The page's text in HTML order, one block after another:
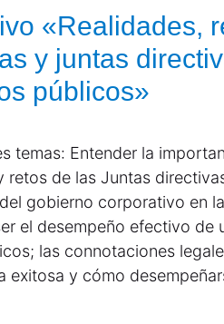
«Realidades,
y juntas
públicos»
temas: Entender la
de las Juntas
gobierno corporativo en
el desempeño efectivo de
las connotaciones
exitosa y cómo